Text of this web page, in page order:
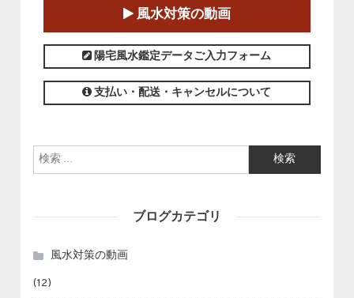
2025-01-11～2025-05-11
この講座の募集は終了しました。
風水対策の動画
陽宅風水鑑定データご入力フォーム
支払い・配送・キャンセルについて
検索:
ブログカテゴリ
風水対策の動画
(12)